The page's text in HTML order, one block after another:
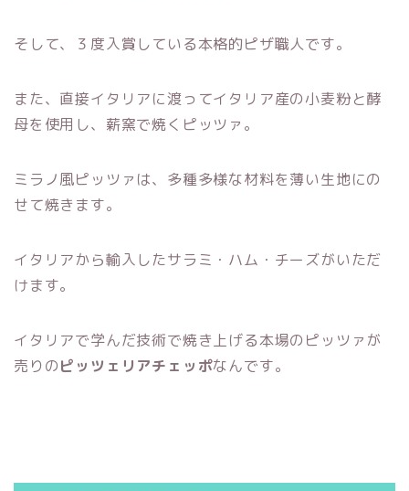
そして、３度入賞している本格的ピザ職人です。
また、直接イタリアに渡ってイタリア産の小麦粉と酵
母を使用し、薪窯で焼くピッツァ。
ミラノ風ピッツァは、多種多様な材料を薄い生地にの
せて焼きます。
イタリアから輸入したサラミ・ハム・チーズがいただ
けます。
イタリアで学んだ技術で焼き上げる本場のピッツァが
売りのピッツェリアチェッポなんです。